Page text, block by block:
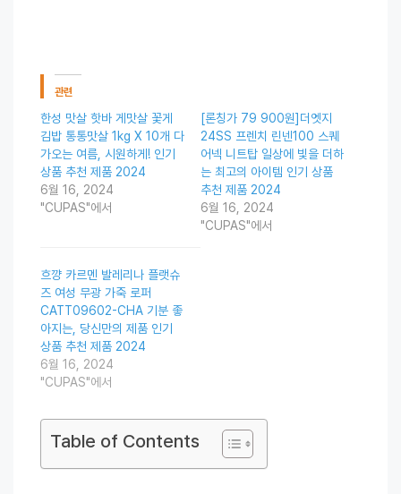
관련
한성 맛살 핫바 게맛살 꽃게
김밥 통통맛살 1kg X 10개 다
가오는 여름, 시원하게! 인기
상품 추천 제품 2024
6월 16, 2024
"CUPAS"에서
[론칭가 79 900원]더엣지
24SS 프렌치 린넨100 스퀘
어넥 니트탑 일상에 빛을 더하
는 최고의 아이템 인기 상품
추천 제품 2024
6월 16, 2024
"CUPAS"에서
흐꺙 카르멘 발레리나 플랫슈
즈 여성 무광 가죽 로퍼
CATT09602-CHA 기분 좋
아지는, 당신만의 제품 인기
상품 추천 제품 2024
6월 16, 2024
"CUPAS"에서
Table of Contents